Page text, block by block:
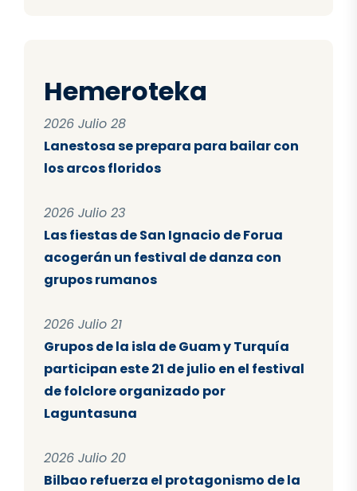
Hemeroteka
2026 Julio 28
Lanestosa se prepara para bailar con
los arcos floridos
2026 Julio 23
Las fiestas de San Ignacio de Forua
acogerán un festival de danza con
grupos rumanos
2026 Julio 21
Grupos de la isla de Guam y Turquía
participan este 21 de julio en el festival
de folclore organizado por
Laguntasuna
2026 Julio 20
Bilbao refuerza el protagonismo de la